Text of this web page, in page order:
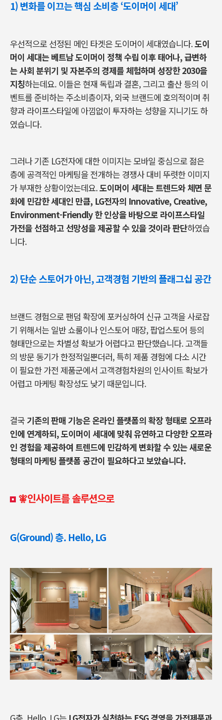
1) 변화를 이끄는 핵심 소비층 ‘도이머이 세대’
우선적으로 선정된 메인 타겟은 도이머이 세대였습니다.도이
머이 세대는 베트남 도이머이 정책 수립 이후 태어나, 급변하
는 사회 분위기 및 자본주의 경제를 체험하며 성장한 2030을
지칭하는데요. 이들은 현재 독립과 결혼, 그리고 출산 등의 이
벤트를 준비하는 주소비층이자, 외국 브랜드에 호의적이며 취
향과 라이프스타일에 아낌없이 투자하는 성향을 지니기도 하
였습니다.
그러나 기존 LG전자에 대한 이미지는 모바일 중심으로 젊은
층에 공격적인 마케팅을 전개하는 경쟁사 대비 뚜렷한 이미지
가 부재한 상황이었는데요.도이머이 세대는 트렌드와 체면 문
화에 민감한 세대인 만큼, LG전자의 Innovative, Creative,
Environment-Friendly 한 인상을 바탕으로 라이프스타일
가전을 선점하고 선망성을 제공할 수 있을 것이라 판단하였습
니다.
2) 단순 스토어가 아닌, 고객경험 기반의 플래그십 공간
브랜드 경험으로 팬덤 확장에 포커싱하여 신규 고객을 사로잡
기 위해서는 일반 쇼룸이나 인스토어 매장, 팝업스토어 등의
형태만으로는 차별성 확보가 어렵다고 판단했습니다. 고객들
의 방문 동기가 한정적일뿐더러, 특히 제품 경험에 다소 시간
이 필요한 가전 제품군에서 고객경험차원의 인사이트 확보가
어렵고 마케팅 확장성도 낮기 때문입니다.
결국 기존의 판매 기능은 온라인 플랫폼의 확장 형태로 오프라
인에 연계하되, 도이머이 세대에 맞춰 유연하고 다양한 오프라
인 경험을 제공하여 트렌드에 민감하게 변화할 수 있는 새로운
형태의 마케팅 플랫폼 공간이 필요하다고 보았습니다.
🧚‍인사이트를 솔루션으로
G(Ground) 층. Hello, LG